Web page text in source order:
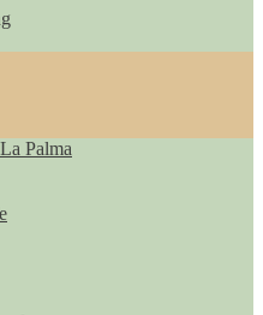
Palma